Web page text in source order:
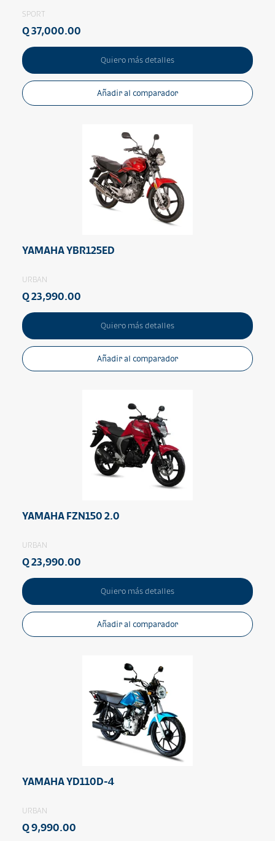
SPORT
Q 37,000.00
Quiero más detalles
Añadir al comparador
YAMAHA YBR125ED
URBAN
Q 23,990.00
Quiero más detalles
Añadir al comparador
YAMAHA FZN150 2.0
URBAN
Q 23,990.00
Quiero más detalles
Añadir al comparador
YAMAHA YD110D-4
URBAN
Q 9,990.00